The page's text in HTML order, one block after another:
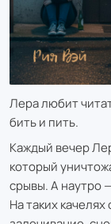
Лера любит
бить и пить.
Каждый вечер
который
срывы. А наутро
На таких